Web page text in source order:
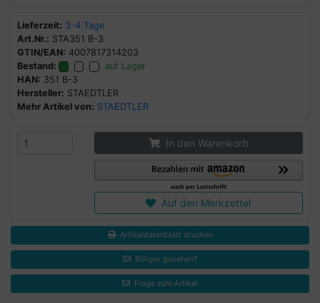
Lieferzeit: 3-4 Tage
Art.Nr.: STA351 B-3
GTIN/EAN: 4007817314203
Bestand:
auf Lager
HAN: 351 B-3
Hersteller: STAEDTLER
Mehr Artikel von: STAEDTLER
In den Warenkorb
Auf den Merkzettel
Artikeldatenblatt drucken
Billiger gesehen?
Frage zum Artikel